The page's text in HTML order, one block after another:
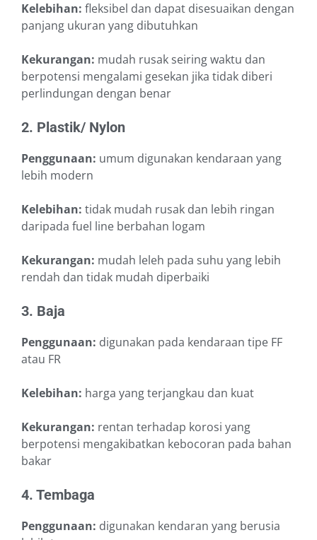
Kelebihan: fleksibel dan dapat disesuaikan dengan
panjang ukuran yang dibutuhkan
Kekurangan: mudah rusak seiring waktu dan
berpotensi mengalami gesekan jika tidak diberi
perlindungan dengan benar
2. Plastik/ Nylon
Penggunaan: umum digunakan kendaraan yang
lebih modern
Kelebihan: tidak mudah rusak dan lebih ringan
daripada fuel line berbahan logam
Kekurangan: mudah leleh pada suhu yang lebih
rendah dan tidak mudah diperbaiki
3. Baja
Penggunaan: digunakan pada kendaraan tipe FF
atau FR
Kelebihan: harga yang terjangkau dan kuat
Kekurangan: rentan terhadap korosi yang
berpotensi mengakibatkan kebocoran pada bahan
bakar
4. Tembaga
Penggunaan: digunakan kendaran yang berusia